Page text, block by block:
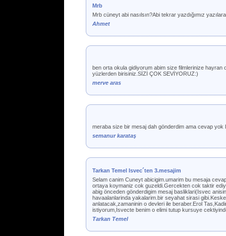
Mrb
Mrb cüneyt abi nasılsın?Abi tekrar yazdığımız
Ahmet
ben orta okula gidiyorum abim size filmlerinize hayran
yüzlerden birisiniz.SİZİ ÇOK SEVİYORUZ:)
merve aras
meraba size bir mesaj dah gönderdim ama cevap
semanur karataş
Tarkan Temel Isvec´ten 3.mesajim
Selam canim Cuneyt abicigim.umarim bu mesaja
ortaya koymaniz cok guzeldi.Gercekten cok taktir
abig önceden gönderdigim mesaj basliklari(Isvec
havaalanlarinda yakalarim.bir seyahat sirasi
anlatacak,zamaninin o devleri ile beraber.Erol
istiyorum,Isvecte benim o elimi tutup kursuye
Tarkan Temel